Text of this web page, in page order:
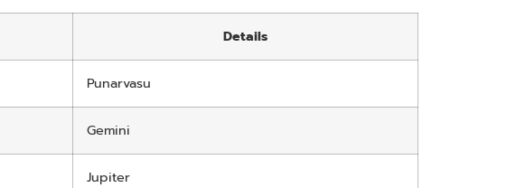
Details
Punarvasu
Gemini
Jupiter